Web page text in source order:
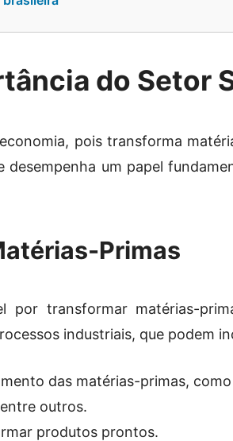
do Setor
pois transforma
desempenha um papel
Primas
por transformar matérias-
industriais, que podem
das matérias-primas,
outros.
produtos prontos.